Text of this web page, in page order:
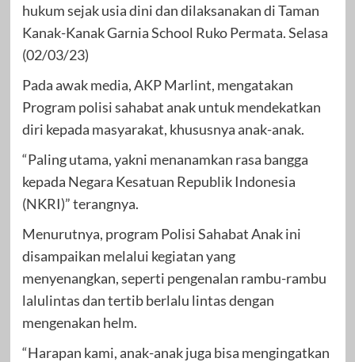
hukum sejak usia dini dan dilaksanakan di Taman
Kanak-Kanak Garnia School Ruko Permata. Selasa
(02/03/23)
Pada awak media, AKP Marlint, mengatakan
Program polisi sahabat anak untuk mendekatkan
diri kepada masyarakat, khususnya anak-anak.
“Paling utama, yakni menanamkan rasa bangga
kepada Negara Kesatuan Republik Indonesia
(NKRI)” terangnya.
Menurutnya, program Polisi Sahabat Anak ini
disampaikan melalui kegiatan yang
menyenangkan, seperti pengenalan rambu-rambu
lalulintas dan tertib berlalu lintas dengan
mengenakan helm.
“Harapan kami, anak-anak juga bisa mengingatkan